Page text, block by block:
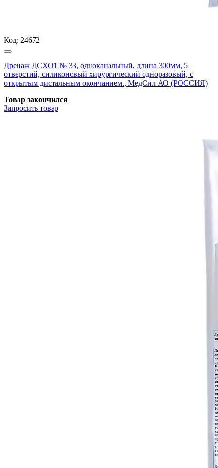
Код: 24672
Дренаж ДСХО1 № 33, одноканальный, длина 300мм, 5
отверстий, силиконовый хирургический одноразовый, с
открытым дистальным окончанием., МедСил АО (РОССИЯ)
Товар закончился
Запросить товар